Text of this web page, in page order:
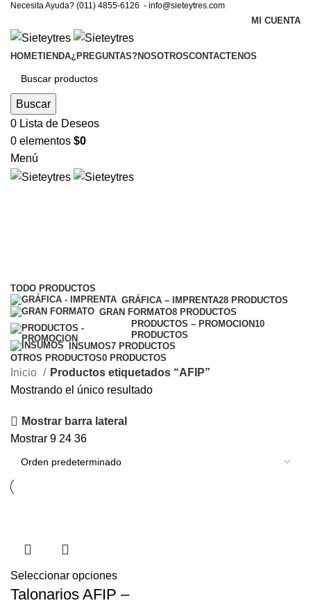
Necesita Ayuda? (011) 4855-6126 - info@sieteytres.com
MI CUENTA
HOMETIENDA¿PREGUNTAS?NOSOTROSCONTACTENOS
Buscar
0 Lista de Deseos
0 elementos $0
Menú
TODO PRODUCTOS
GRÁFICA – IMPRENTA28 PRODUCTOS
GRAN FORMATO8 PRODUCTOS
PRODUCTOS – PROMOCION10
PRODUCTOS
INSUMOS7 PRODUCTOS
OTROS PRODUCTOS0 PRODUCTOS
Inicio
Productos etiquetados “AFIP”
Mostrando el único resultado
Mostrar barra lateral
Mostrar 9 24 36
Seleccionar opciones
Talonarios AFIP –